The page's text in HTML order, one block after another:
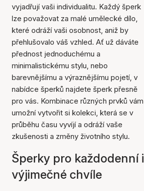
vyjadřují vaši individualitu. Každý šperk
lze považovat za malé umělecké dílo,
které odráží vaši osobnost, aniž by
přehlušovalo váš vzhled. Ať už dáváte
přednost jednoduchému a
minimalistickému stylu, nebo
barevnějšímu a výraznějšímu pojetí, v
nabídce šperků najdete šperk přesně
pro vás. Kombinace různých prvků vám
umožní vytvořit si kolekci, která se v
průběhu času vyvíjí a odráží vaše
zkušenosti a změny životního stylu.
Šperky pro každodenní i
výjimečné chvíle